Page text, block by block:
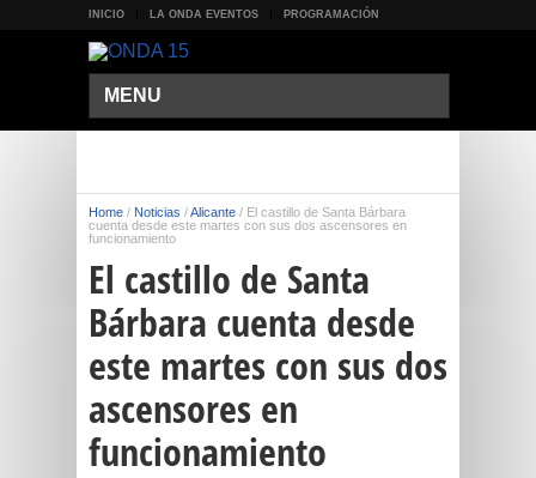
INICIO LA ONDA EVENTOS PROGRAMACIÓN
MENU
Home / Noticias /Alicante / El castillo de Santa Bárbara
cuenta desde este martes con sus dos ascensores en
funcionamiento
El castillo de Santa
Bárbara cuenta desde
este martes con sus dos
ascensores en
funcionamiento